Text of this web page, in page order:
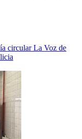
circularLa Voz de